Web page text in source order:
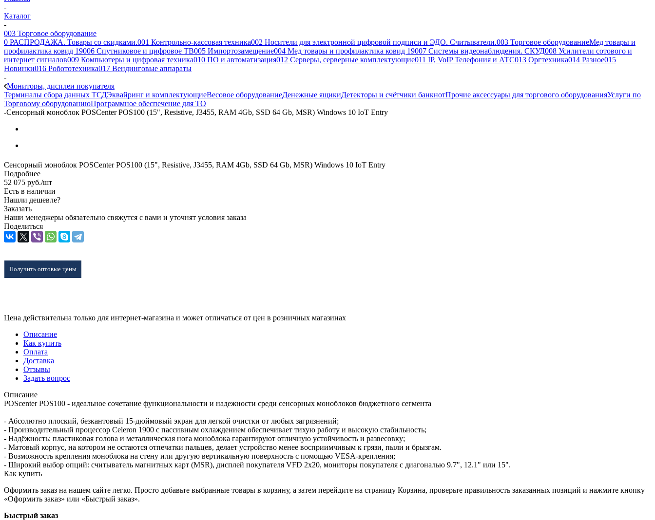
-
Каталог
-
003 Торговое оборудование
0 РАСПРОДАЖА. Товары со скидками.001 Контрольно-кассовая техника002 Носители для электронной цифровой подписи и ЭДО. Считыватели.003 Торговое оборудованиеМед товары и
профилактика ковид 19006 Спутниковое и цифровое ТВ005 Импортозамещение004 Мед товары и профилактика ковид 19007 Системы видеонаблюдения. СКУД008 Усилители сотового и
интернет сигналов009 Компьютеры и цифровая техника010 ПО и автоматизация012 Серверы, серверные комплектующие011 IP, VoIP Телефония и АТС013 Оргтехника014 Разное015
Новинки016 Робототехника017 Вендинговые аппараты
-
Мониторы, дисплеи покупателя
Терминалы сбора данных ТСДЭквайринг и комплектующиеВесовое оборудованиеДенежные ящикиДетекторы и счётчики банкнотПрочие аксессуары для торгового оборудованияУслуги по
Торговому оборудованиюПрограммное обеспечение для ТО
-Сенсорный моноблок POSCenter POS100 (15", Resistive, J3455, RAM 4Gb, SSD 64 Gb, MSR) Windows 10 IoT Entry
Сенсорный моноблок POSCenter POS100 (15", Resistive, J3455, RAM 4Gb, SSD 64 Gb, MSR) Windows 10 IoT Entry
Подробнее
52 075 руб./шт
Есть в наличии
Нашли дешевле?
Заказать
Наши менеджеры обязательно свяжутся с вами и уточнят условия заказа
Поделиться
Получить оптовые цены
Цена действительна только для интернет-магазина и может отличаться от цен в розничных магазинах
Описание
Как купить
Оплата
Доставка
Отзывы
Задать вопрос
Описание
POScenter POS100 - идеальное сочетание функциональности и надежности среди сенсорных моноблоков бюджетного сегмента
- Абсолютно плоский, безкантовый 15-дюймовый экран для легкой очистки от любых загрязнений;
- Производительный процессор Celeron 1900 с пассивным охлаждением обеспечивает тихую работу и высокую стабильность;
- Надёжность: пластиковая голова и металлическая нога моноблока гарантируют отличную устойчивость и развесовку;
- Матовый корпус, на котором не остаются отпечатки пальцев, делает устройство менее восприимчивым к грязи, пыли и брызгам.
- Возможность крепления моноблока на стену или другую вертикальную поверхность с помощью VESA-крепления;
- Широкий выбор опций: считыватель магнитных карт (MSR), дисплей покупателя VFD 2x20, мониторы покупателя с диагональю 9.7", 12.1" или 15".
Как купить
Оформить заказ на нашем сайте легко. Просто добавьте выбранные товары в корзину, а затем перейдите на страницу Корзина, проверьте правильность заказанных позиций и нажмите кнопку
«Оформить заказ» или «Быстрый заказ».
Быстрый заказ